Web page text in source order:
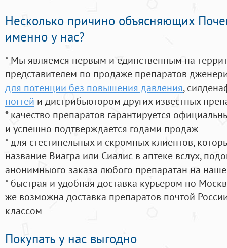
Несколько причино объясняющих
именно у нас?
* Мы являемся первым и единственным на
представителем по продаже препаратов
для потенции без повышения давления,
ногтей и дистрибьютором других известных
* качество препаратов гарантируется
и успешно подтверждается годами продаж
* для стестинельных и скромных клиентов,
название Виагра или Сиалис в аптеке вслух,
анонимныого заказа любого препаратан на
* быстрая и удобная доставка курьером по
же возможна доставка препаратов почтой
классом
Покупать у нас выгодно